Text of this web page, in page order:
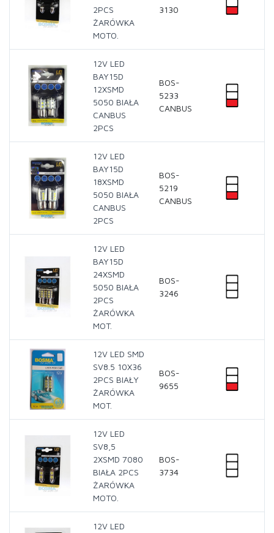
2PCS
ŻARÓWKA
MOTO.
3130
12V LED
BAY15D
12XSMD
5050 BIAŁA
CANBUS
2PCS
BOS-
5233
CANBUS
12V LED
BAY15D
18XSMD
5050 BIAŁA
CANBUS
2PCS
BOS-
5219
CANBUS
12V LED
BAY15D
24XSMD
5050 BIAŁA
2PCS
ŻARÓWKA
MOT.
BOS-
3246
12V LED SMD
SV8.5 10X36
2PCS BIAŁY
ŻARÓWKA
MOT.
BOS-
9655
12V LED
SV8,5
2XSMD 7080
BIAŁA 2PCS
ŻARÓWKA
MOTO.
BOS-
3734
12V LED